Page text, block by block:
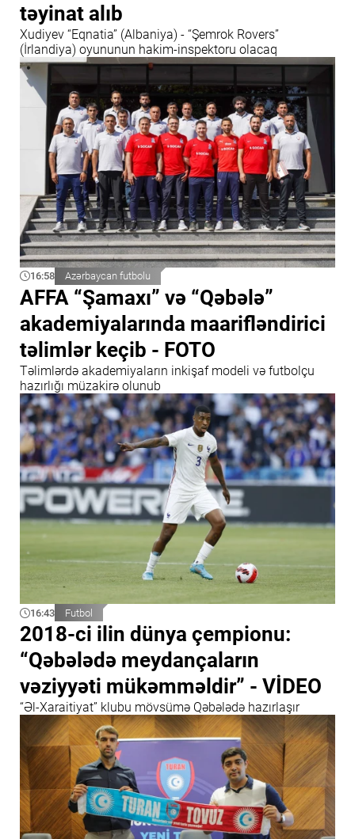
təyinat alıb
Xudiyev “Eqnatia” (Albaniya) - “Şemrok Rovers”
(İrlandiya) oyununun hakim-inspektoru olacaq
16:58 Azərbaycan futbolu
AFFA “Şamaxı” və “Qəbələ”
akademiyalarında maarifləndirici
təlimlər keçib - FOTO
Təlimlərdə akademiyaların inkişaf modeli və futbolçu
hazırlığı müzakirə olunub
16:43 Futbol
2018-ci ilin dünya çempionu:
“Qəbələdə meydançaların
vəziyyəti mükəmməldir” - VİDEO
“Əl-Xaraitiyat” klubu mövsümə Qəbələdə hazırlaşır